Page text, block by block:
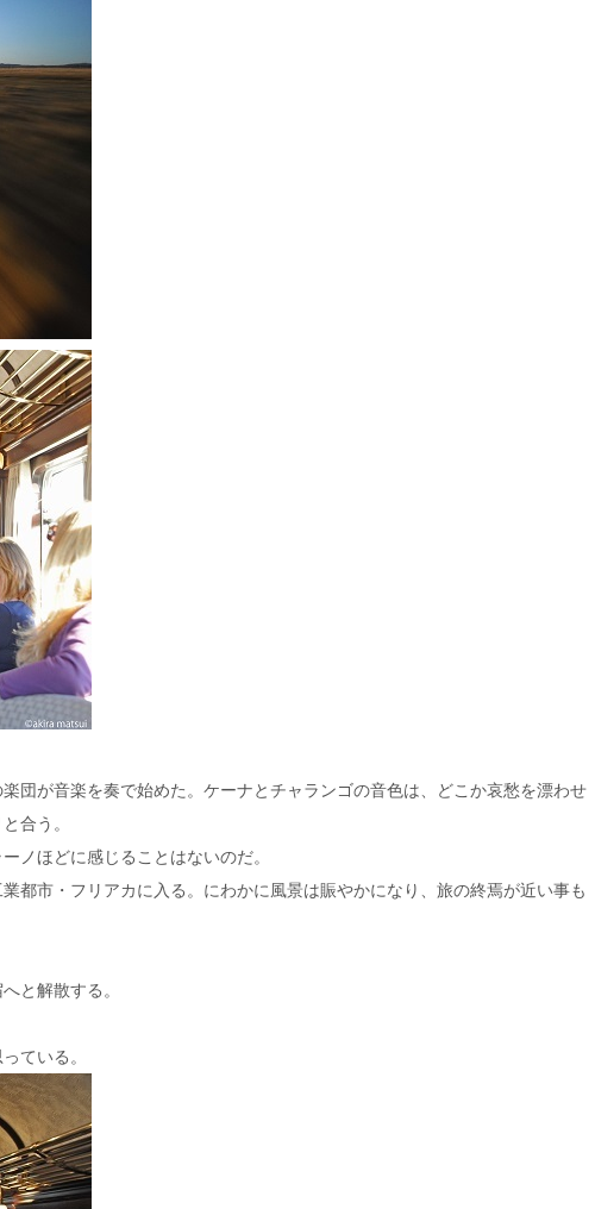
団が音楽を奏で始めた。ケーナとチャランゴの音色は、どこか哀愁を漂わせ
合う。
ノほどに感じることはないのだ。
都市・フリアカに入る。にわかに風景は賑やかになり、旅の終焉が近い事も
と解散する。
ている。